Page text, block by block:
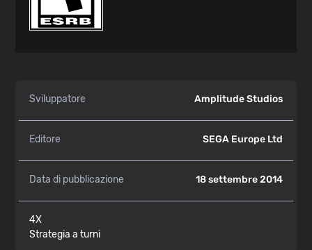
Sviluppatore Amplitude Studios
Editore SEGA Europe Ltd
Data di pubblicazione 18 settembre 2014
4X
Strategia a turni